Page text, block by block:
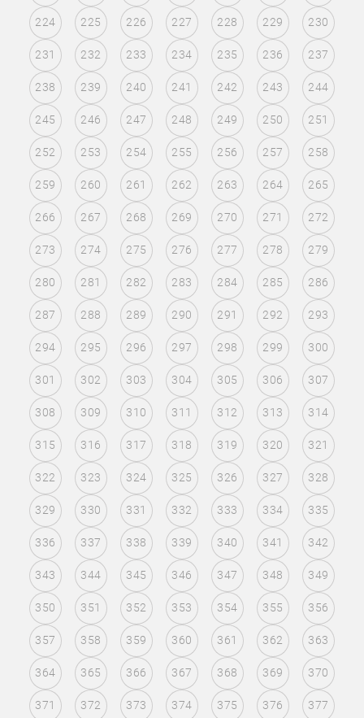
224 225 226 227 228 229 230
231 232 233 234 235 236 237
238 239 240 241 242 243 244
245 246 247 248 249 250 251
252 253 254 255 256 257 258
259 260 261 262 263 264 265
266 267 268 269 270 271 272
273 274 275 276 277 278 279
280 281 282 283 284 285 286
287 288 289 290 291 292 293
294 295 296 297 298 299 300
301 302 303 304 305 306 307
308 309 310 311 312 313 314
315 316 317 318 319 320 321
322 323 324 325 326 327 328
329 330 331 332 333 334 335
336 337 338 339 340 341 342
343 344 345 346 347 348 349
350 351 352 353 354 355 356
357 358 359 360 361 362 363
364 365 366 367 368 369 370
371 372 373 374 375 376 377